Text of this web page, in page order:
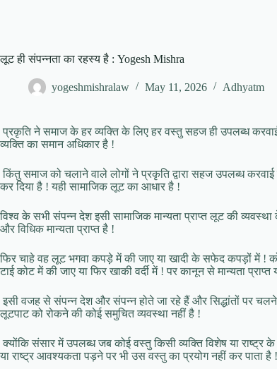
लूट ही संपन्नता का रहस्य है : Yogesh Mishra
yogeshmishralaw May 11, 2026 Adhyatm
प्रकृति ने समाज के हर व्यक्ति के लिए हर वस्तु सहज ही उपलब्ध
व्यक्ति का समान अधिकार है !
किंतु समाज को चलाने वाले लोगों ने प्रकृति द्वारा सहज उपलब्ध
कर दिया है ! यही सामाजिक लूट का आधार है !
विश्व के सभी संपन्न देश इसी सामाजिक मान्यता प्राप्त लूट की
और विधिक मान्यता प्राप्त है !
फिर चाहे वह लूट भगवा कपड़े में की जाए या खादी के सफेद कपड़ों में !
टाई कोट में की जाए या फिर खाकी वर्दी में ! पर कानून से मान्यता
इसी वजह से संपन्न देश और संपन्न होते जा रहे हैं और सिद्धांतों पर
लूटपाट को रोकने की कोई समुचित व्यवस्था नहीं है !
क्योंकि संसार में उपलब्ध जब कोई वस्तु किसी व्यक्ति विशेष या राष्ट्र के
या राष्ट्र आवश्यकता पड़ने पर भी उस वस्तु का प्रयोग नहीं कर पाता